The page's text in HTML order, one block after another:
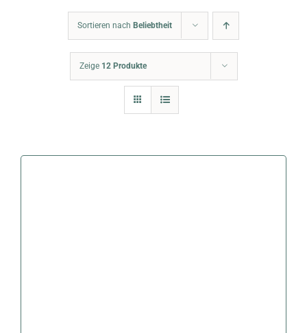
Sortieren nach Beliebtheit
Zeige 12 Produkte